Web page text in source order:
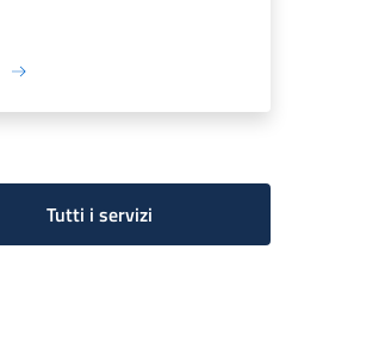
Tutti i servizi